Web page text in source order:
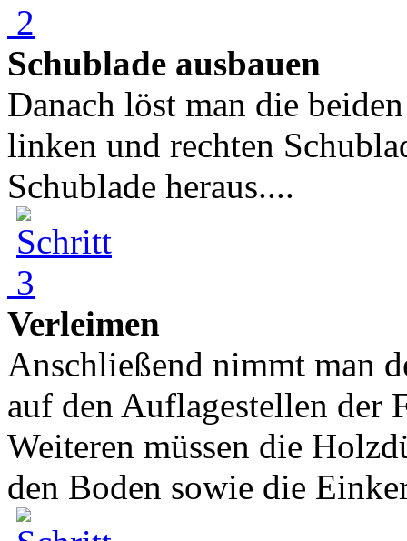
Schublade ausbauen
Danach löst man die
linken und rechten
Schublade heraus....
Verleimen
Anschließend nimmt man
auf den Auflagestellen der
Weiteren müssen die
den Boden sowie die